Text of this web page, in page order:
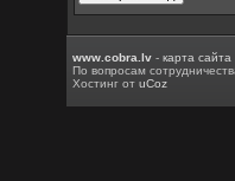
www.cobra.lv -карта сайта
По вопросам
Хостинг отuCoz